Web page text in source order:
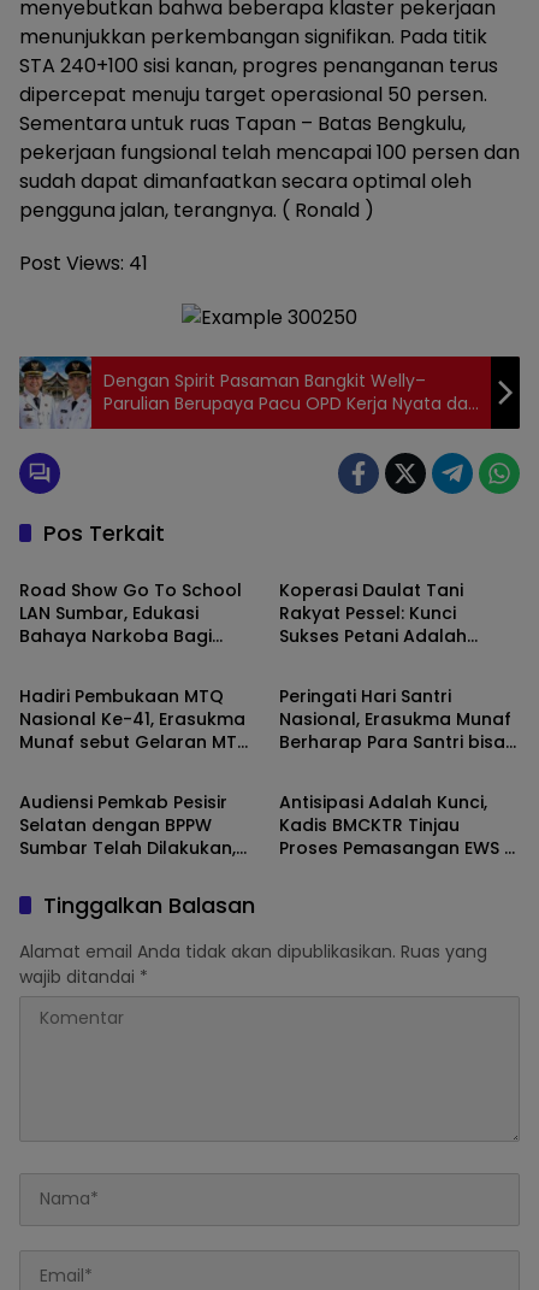
menyebutkan bahwa beberapa klaster pekerjaan
menunjukkan perkembangan signifikan. Pada titik
STA 240+100 sisi kanan, progres penanganan terus
dipercepat menuju target operasional 50 persen.
Sementara untuk ruas Tapan – Batas Bengkulu,
pekerjaan fungsional telah mencapai 100 persen dan
sudah dapat dimanfaatkan secara optimal oleh
pengguna jalan, terangnya. ( Ronald )
Post Views: 41
Dengan Spirit Pasaman Bangkit Welly–
Parulian Berupaya Pacu OPD Kerja Nyata dan
Terukur Untuk Rakyat
Pos Terkait
Pesisir Selatan
Road Show Go To School
LAN Sumbar, Edukasi
Bahaya Narkoba Bagi
Koperasi Daulat Tani
Rakyat Pessel: Kunci
Sukses Petani Adalah
Pesisir Selatan
Hadiri Pembukaan MTQ
Nasional Ke-41, Erasukma
Munaf sebut Gelaran MTQ
Pesisir Selatan
Peringati Hari Santri
Nasional, Erasukma Munaf
Berharap Para Santri bisa
Pesisir Selatan
Audiensi Pemkab Pesisir
Selatan dengan BPPW
Sumbar Telah Dilakukan,
Renovasi Sekolah dan
Konstruksi Pasca Bencana
Menjadi Prioritas
Pesisir Selatan
Antisipasi Adalah Kunci,
Kadis BMCKTR Tinjau
Proses Pemasangan EWS di
Tinggalkan Balasan
Alamat email Anda tidak akan dipublikasikan. Ruas yang
wajib ditandai *